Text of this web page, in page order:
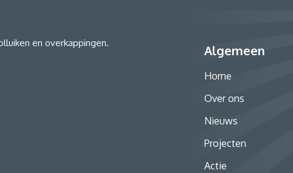
en overkappingen. Algemeen
Home
Over ons
Nieuws
Projecten
Actie